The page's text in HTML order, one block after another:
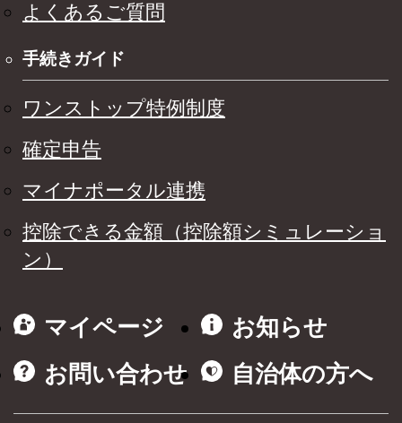
よくあるご質問
手続きガイド
ワンストップ特例制度
確定申告
マイナポータル連携
控除できる金額（控除額シミュレーショ
ン）
マイページ
お知らせ
お問い合わせ
自治体の方へ